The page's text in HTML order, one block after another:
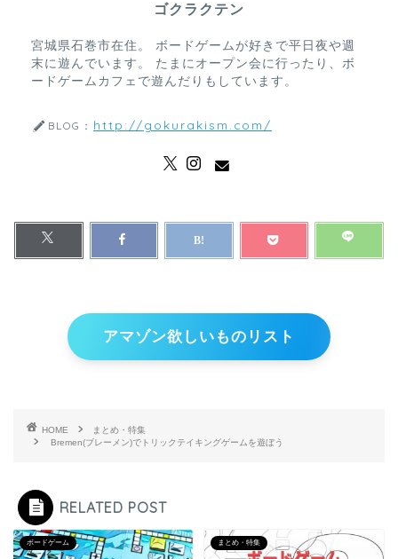
ゴクラクテン
宮城県石巻市在住。 ボードゲームが好きで平日夜や週
末に遊んでいます。 たまにオープン会に行ったり、ボ
ードゲームカフェで遊んだりもしています。
BLOG： http://gokurakism.com/
アマゾン欲しいものリスト
HOME
まとめ・特集
Bremen(ブレーメン)でトリックテイキングゲームを遊ぼう
RELATED POST
ボードゲーム まとめ・特集